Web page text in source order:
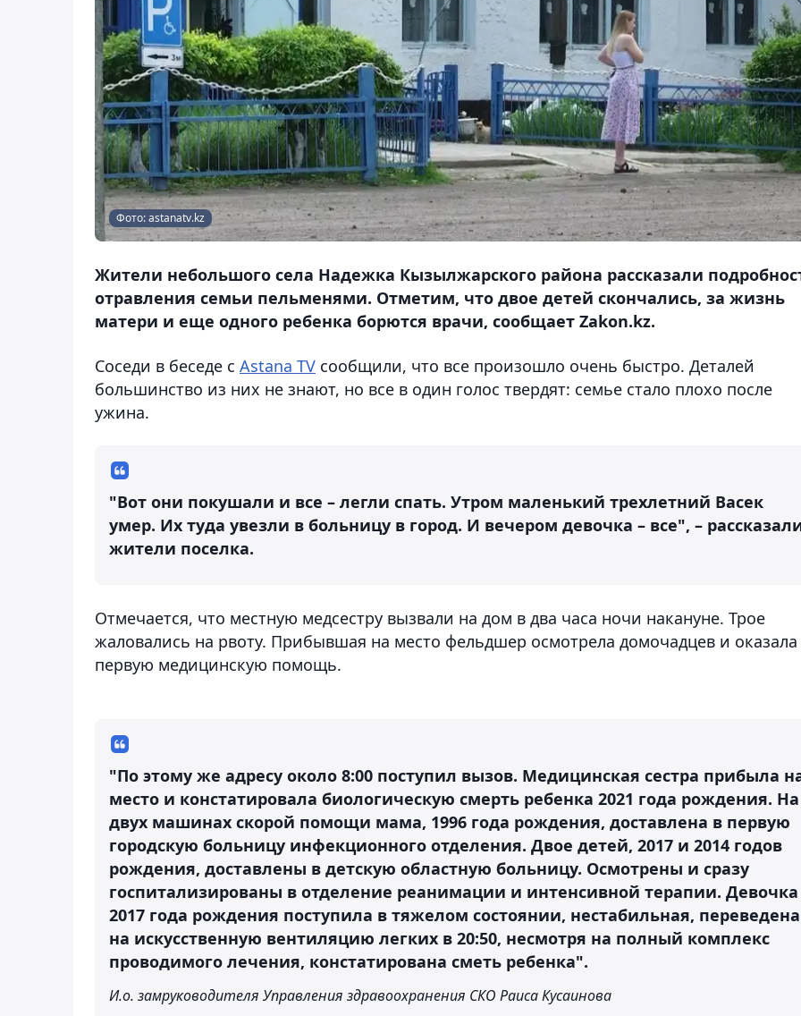
Фото: astanatv.kz
Жители небольшого села Надежка Кызылжарского района рассказали
отравления семьи пельменями. Отметим, что двое детей скончались, за жизнь
матери и еще одного ребенка борются врачи, сообщает Zakon.kz.
Соседи в беседе с Astana TV сообщили, что все произошло очень быстро. Деталей
большинство из них не знают, но все в один голос твердят: семье стало плохо после
ужина.
"Вот они покушали и все – легли спать. Утром маленький трехлетний Васек
умер. Их туда увезли в больницу в город. И вечером девочка – все", –
жители поселка.
Отмечается, что местную медсестру вызвали на дом в два часа ночи накануне. Трое
жаловались на рвоту. Прибывшая на место фельдшер осмотрела домочадцев и оказала
первую медицинскую помощь.
"По этому же адресу около 8:00 поступил вызов. Медицинская сестра прибыла
место и констатировала биологическую смерть ребенка 2021 года рождения. На
двух машинах скорой помощи мама, 1996 года рождения, доставлена в первую
городскую больницу инфекционного отделения. Двое детей, 2017 и 2014 годов
рождения, доставлены в детскую областную больницу. Осмотрены и сразу
госпитализированы в отделение реанимации и интенсивной терапии. Девочка
2017 года рождения поступила в тяжелом состоянии, нестабильная, переведена
на искусственную вентиляцию легких в 20:50, несмотря на полный комплекс
проводимого лечения, констатирована сметь ребенка".
И.о. замруководителя Управления здравоохранения СКО Раиса Кусаинова